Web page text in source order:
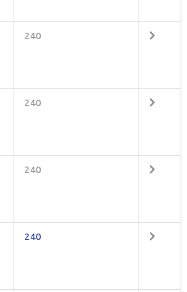
240
240
240
240